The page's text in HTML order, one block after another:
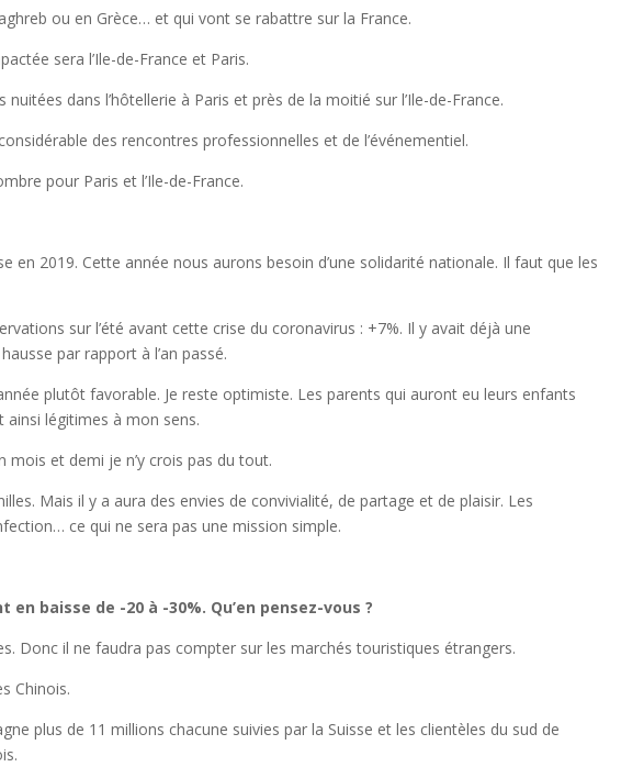
ou en Grèce… et qui vont se rabattre sur la France.
sera l’Ile-de-France et Paris.
dans l’hôtellerie à Paris et près de la moitié sur l’Ile-de-France.
des rencontres professionnelles et de l’événementiel.
pour Paris et l’Ile-de-France.
2019. Cette année nous aurons besoin d’une solidarité nationale. Il faut que les
sur l’été avant cette crise du coronavirus : +7%. Il y avait déjà une
par rapport à l’an passé.
plutôt favorable. Je reste optimiste. Les parents qui auront eu leurs enfants
légitimes à mon sens.
et demi je n’y crois pas du tout.
Mais il y a aura des envies de convivialité, de partage et de plaisir. Les
ce qui ne sera pas une mission simple.
baisse de -20 à -30%. Qu’en pensez-vous ?
Donc il ne faudra pas compter sur les marchés touristiques étrangers.
Chinois.
plus de 11 millions chacune suivies par la Suisse et les clientèles du sud de